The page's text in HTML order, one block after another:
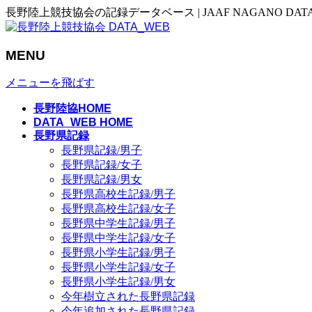
長野陸上競技協会の記録データベース | JAAF NAGANO
MENU
メニューを飛ばす
長野陸協HOME
DATA_WEB HOME
長野県記録
長野県記録/男子
長野県記録/女子
長野県記録/男女
長野県高校生記録/男子
長野県高校生記録/女子
長野県中学生記録/男子
長野県中学生記録/女子
長野県小学生記録/男子
長野県小学生記録/女子
長野県小学生記録/男女
今年樹立された長野県記録